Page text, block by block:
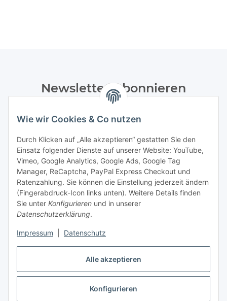
Alle akzeptieren
Konfigurieren
Wie wir Cookies & Co nutzen
Durch Klicken auf „Alle akzeptieren“ gestatten Sie den
Einsatz folgender Dienste auf unserer Website: YouTube,
Vimeo, Google Analytics, Google Ads, Google Tag
Manager, ReCaptcha, PayPal Express Checkout und
Ratenzahlung. Sie können die Einstellung jederzeit ändern
(Fingerabdruck-Icon links unten). Weitere Details finden
Sie unter Konfigurieren und in unserer
Datenschutzerklärung.
Impressum Datenschutz
Newsletter Abonnieren
Datenschutzerklärungregelmäßig und jederzeit widerruflich
Abonnieren
Informationen
Gesetzliche Informationen
Vertrag widerrufen